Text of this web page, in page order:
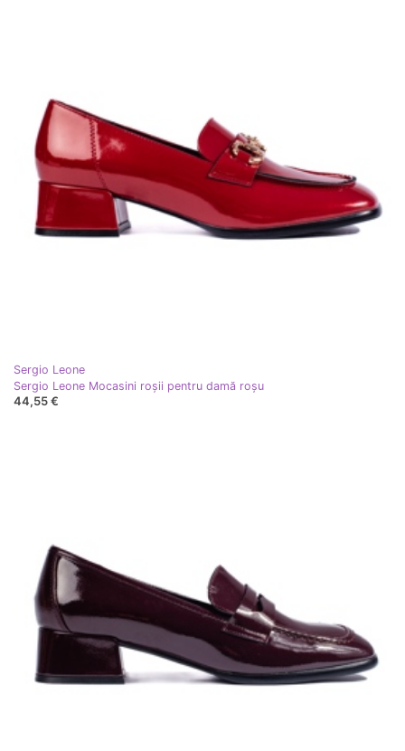
Sergio Leone
Sergio Leone Mocasini roșii pentru damă roşu
44,55 €